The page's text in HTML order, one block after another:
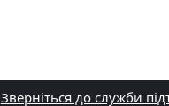
Зверніться до служби